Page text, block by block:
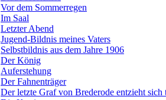
Vor dem Sommerregen
Im Saal
Letzter Abend
Jugend-Bildnis meines Vaters
Selbstbildnis aus dem Jahre 1906
Der König
Auferstehung
Der Fahnenträger
Der letzte Graf von Brederode entzieht sich